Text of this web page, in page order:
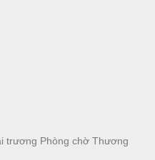
trương Phòng chờ Thương